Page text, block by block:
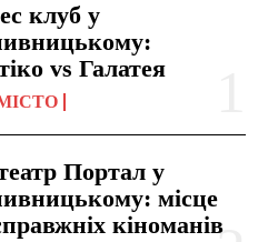
клуб у
vs Галатея
Портал у
місце
кіноманів